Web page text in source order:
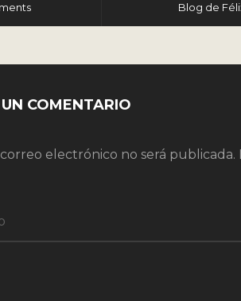
Blog de
COMENTARIO
electrónico no será publicada.